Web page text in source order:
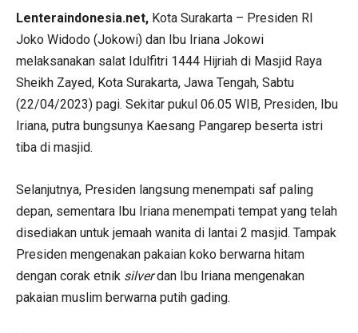
Lenteraindonesia.net, Kota Surakarta – Presiden RI
Joko Widodo (Jokowi) dan Ibu Iriana Jokowi
melaksanakan salat Idulfitri 1444 Hijriah di Masjid Raya
Sheikh Zayed, Kota Surakarta, Jawa Tengah, Sabtu
(22/04/2023) pagi. Sekitar pukul 06.05 WIB, Presiden, Ibu
Iriana, putra bungsunya Kaesang Pangarep beserta istri
tiba di masjid.
Selanjutnya, Presiden langsung menempati saf paling
depan, sementara Ibu Iriana menempati tempat yang telah
disediakan untuk jemaah wanita di lantai 2 masjid. Tampak
Presiden mengenakan pakaian koko berwarna hitam
dengan corak etnik silverdan Ibu Iriana mengenakan
pakaian muslim berwarna putih gading.